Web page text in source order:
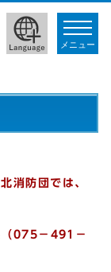
toggle
メニュー
消防団では、
（075－491－